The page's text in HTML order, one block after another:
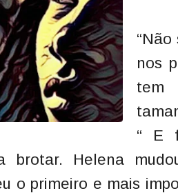
nos
tem
“ E
brotar. Helena
o primeiro e mais